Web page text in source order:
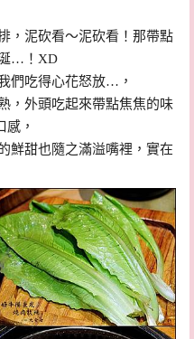
，泥砍看～泥砍看！那帶點
…！XD
們吃得心花怒放…，
，外頭吃起來帶點焦焦的味
，
鮮甜也隨之滿溢嘴裡，實在